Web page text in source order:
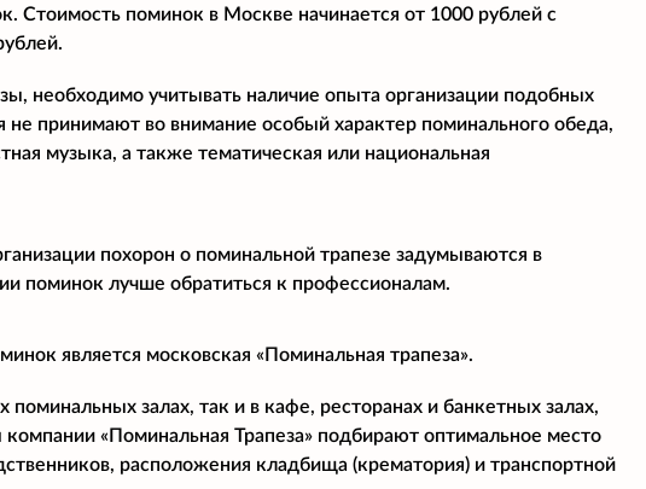
Стоимость поминок в Москве начинается от 1000 рублей с
необходимо учитывать наличие опыта организации подобных
принимают во внимание особый характер поминального обеда,
музыка, а также тематическая или национальная
похорон о поминальной трапезе задумываются в
поминок лучше обратиться к профессионалам.
является московская «Поминальная трапеза».
залах, так и в кафе, ресторанах и банкетных залах,
«Поминальная Трапеза» подбирают оптимальное место
расположения кладбища (крематория) и транспортной